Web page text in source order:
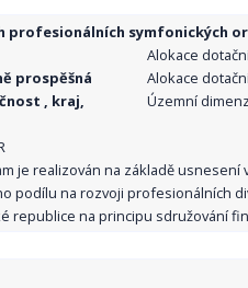
symfonických
prospěšná
, kraj,
Alokace
Alokace
Územní
je realizován na základě usnesení
podílu na rozvoji profesionálních
republice na principu sdružování